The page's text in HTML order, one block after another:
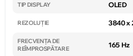
TIP DISPLAY OLED
REZOLUȚIE 3840 x
FRECVENȚA DE
REÎMPROSPĂTARE
165 Hz